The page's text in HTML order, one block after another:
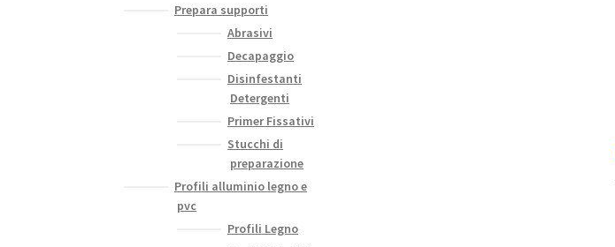
Prepara supporti
Abrasivi
Decapaggio
Disinfestanti
Detergenti
Primer Fissativi
Stucchi di
preparazione
Profili alluminio legno e
pvc
Profili Legno